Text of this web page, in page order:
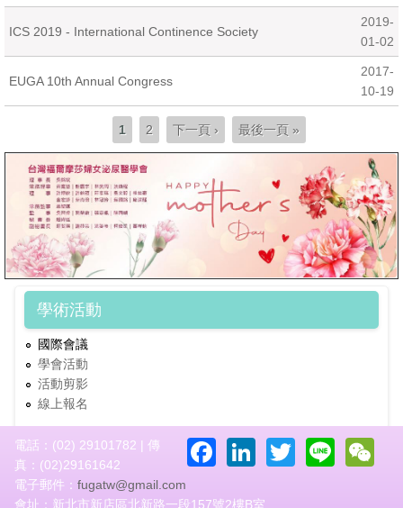
ICS 2019 - International Continence Society
2019-
01-02
EUGA 10th Annual Congress
2017-
10-19
1 2 下一頁 › 最後一頁 »
學術活動
國際會議
學會活動
活動剪影
線上報名
Facebook
LinkedIn
Twitter
Line
電話：(02) 29101782 | 傳
真：(02)29161642
電子郵件： fugatw@gmail.com
會址：新北市新店區北新路一段157號2樓B室